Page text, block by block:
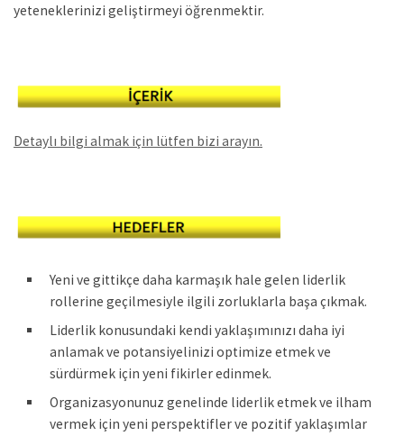
yeteneklerinizi geliştirmeyi öğrenmektir.
Detaylı bilgi almak için lütfen bizi arayın.
Yeni ve gittikçe daha karmaşık hale gelen liderlik
rollerine geçilmesiyle ilgili zorluklarla başa çıkmak.
Liderlik konusundaki kendi yaklaşımınızı daha iyi
anlamak ve potansiyelinizi optimize etmek ve
sürdürmek için yeni fikirler edinmek.
Organizasyonunuz genelinde liderlik etmek ve ilham
vermek için yeni perspektifler ve pozitif yaklaşımlar